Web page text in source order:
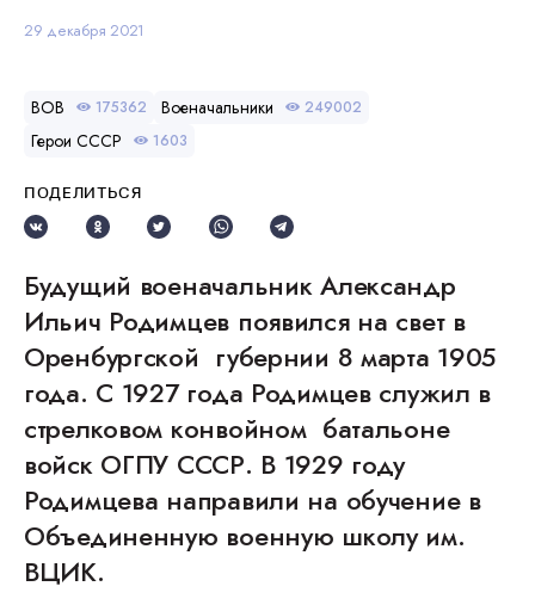
29 декабря 2021
ВОВ 175362 Военачальники 249002
Герои СССР 1603
ПОДЕЛИТЬСЯ
Будущий военачальник Александр
Ильич Родимцев появился на свет в
Оренбургской губернии 8 марта 1905
года. С 1927 года Родимцев служил в
стрелковом конвойном батальоне
войск ОГПУ СССР. В 1929 году
Родимцева направили на обучение в
Объединенную военную школу им.
ВЦИК.